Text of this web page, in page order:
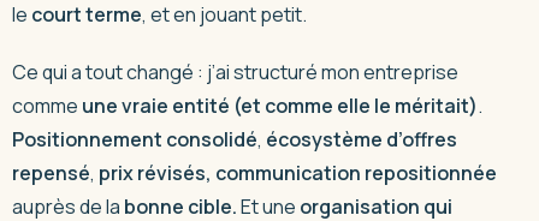
le court terme, et en jouant petit.
Ce qui a tout changé : j’ai structuré mon entreprise
comme une vraie entité (et comme elle le méritait).
Positionnement consolidé, écosystème d’offres
repensé, prix révisés, communication repositionnée
auprès de la bonne cible.Et une organisation qui